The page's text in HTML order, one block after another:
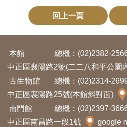
回上一頁
本館 總機：(02)2382-
中正區襄陽路2號(二二八和平公園
古生物館
總機：(02)2314-
中正區襄陽路25號(本館斜對面)
南門館
總機：(02)2397-
中正區南昌路一段1號
google